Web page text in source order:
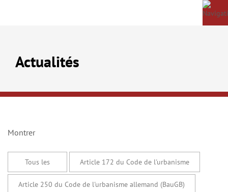
Actualités
Montrer
Tous les Article 172 du Code de l'urbanisme
Article 250 du Code de l'urbanisme allemand (BauGB)